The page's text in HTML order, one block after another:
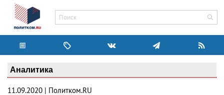
Аналитика
11.09.2020 | Политком.RU